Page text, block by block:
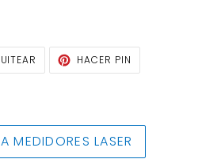
TUITEAR
TWITTER
HACER PIN
PINTEREST
MEDIDORES LASER